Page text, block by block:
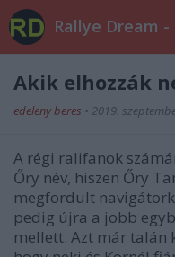
Akik elhozzák
edeleny beres • 2019.
A régi ralifanok
Őry név, hiszen Őry
megfordult
pedig újra a jobb
mellett. Azt már talán